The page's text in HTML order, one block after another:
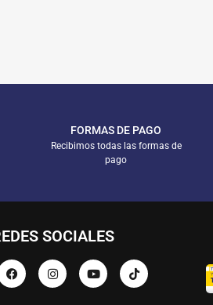
FORMAS DE PAGO
Recibimos todas las formas de
pago
SOCIALES